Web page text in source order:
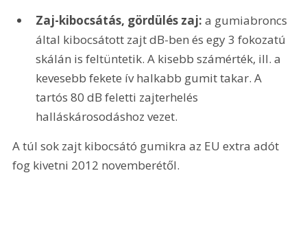
Zaj-kibocsátás, gördülés zaj: a gumiabroncs
által kibocsátott zajt dB-ben és egy 3 fokozatú
skálán is feltüntetik. A kisebb számérték, ill. a
kevesebb fekete ív halkabb gumit takar. A
tartós 80 dB feletti zajterhelés
halláskárosodáshoz vezet.
A túl sok zajt kibocsátó gumikra az EU extra adót
fog kivetni 2012 novemberétől.